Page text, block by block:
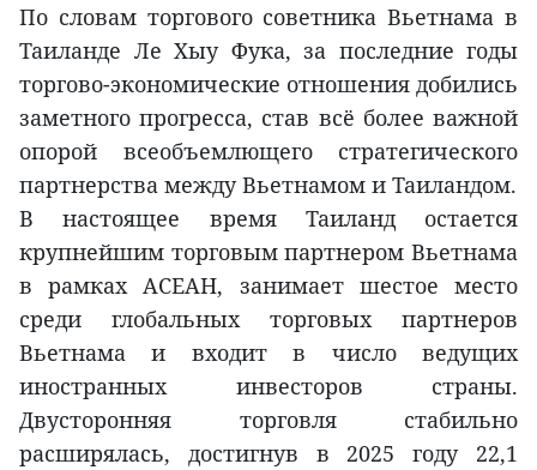
По словам торгового советника Вьетнама в
Таиланде Ле Хыу Фука, за последние годы
торгово-экономические отношения добились
заметного прогресса, став всё более важной
опорой всеобъемлющего стратегического
партнерства между Вьетнамом и Таиландом.
В настоящее время Таиланд остается
крупнейшим торговым партнером Вьетнама
в рамках АСЕАН, занимает шестое место
среди глобальных торговых партнеров
Вьетнама и входит в число ведущих
иностранных инвесторов страны.
Двусторонняя торговля стабильно
расширялась, достигнув в 2025 году 22,1